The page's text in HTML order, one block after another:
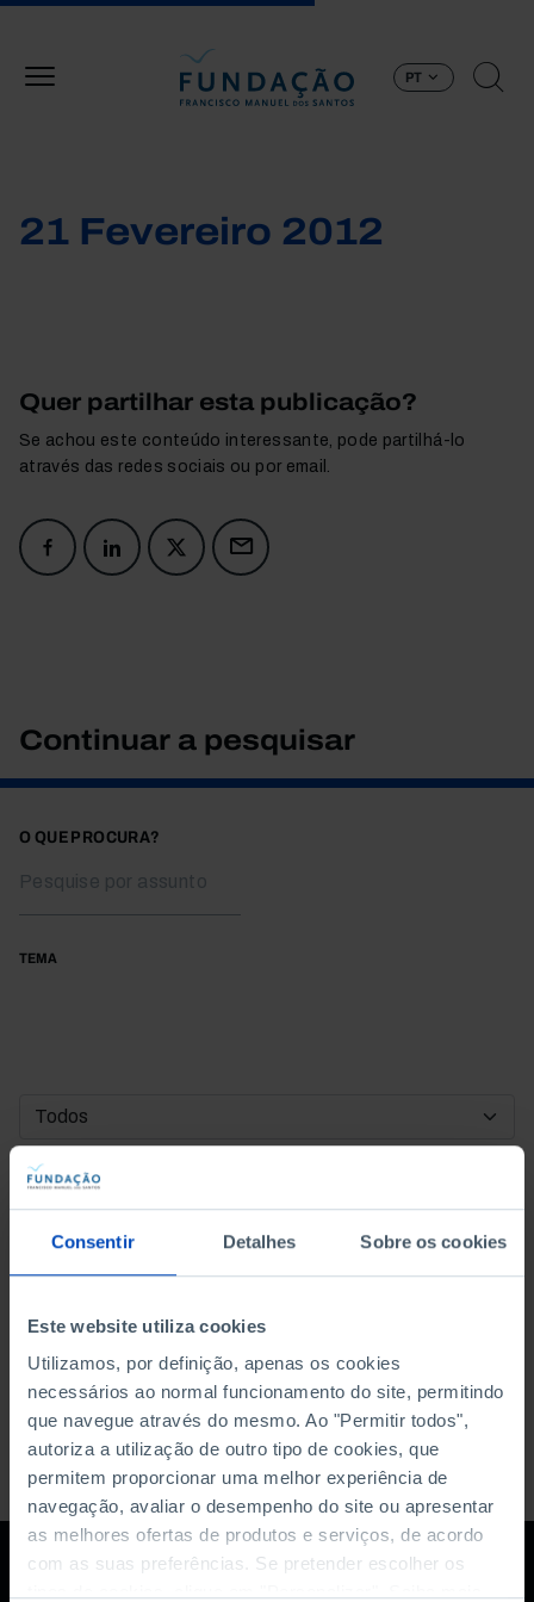
Consentir Detalhes Sobre os cookies
Este website utiliza cookies
Utilizamos, por definição, apenas os cookies
necessários ao normal funcionamento do site, permitindo
que navegue através do mesmo. Ao "Permitir todos",
autoriza a utilização de outro tipo de cookies, que
permitem proporcionar uma melhor experiência de
navegação, avaliar o desempenho do site ou apresentar
as melhores ofertas de produtos e serviços, de acordo
com as suas preferências. Se pretender escolher os
PT
21 Fevereiro 2012
Quer partilhar esta publicação?
Se achou este conteúdo interessante, pode partilhá-lo
através das redes sociais ou por email.
Continuar a pesquisar
O QUE PROCURA?
TEMA
DATA DE INÍCIO
DATA DE FIM